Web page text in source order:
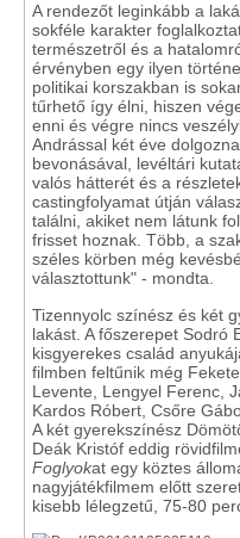
A rendezőt leginkább a
sokféle karakter
természetről és a
érvényben egy ilyen
politikai korszakban is
tűrhető így élni, hiszen
enni és végre nincs
Andrással két éve
bevonásával, levéltári
valós hátterét és a
castingfolyamat útján
találni, akiket nem látunk
frisset hoznak. Több, a
széles körben még kevésbé
választottunk" - mondta.
Tizennyolc színész és két
lakást. A főszerepet Sodró
kisgyerekes család
filmben feltűnik még
Levente, Lengyel Ferenc,
Kardos Róbert, Csőre
A két gyerekszínész
Deák Kristóf eddig
Foglyokat egy köztes
nagyjátékfilmem előtt
kisebb lélegzetű, 75-80